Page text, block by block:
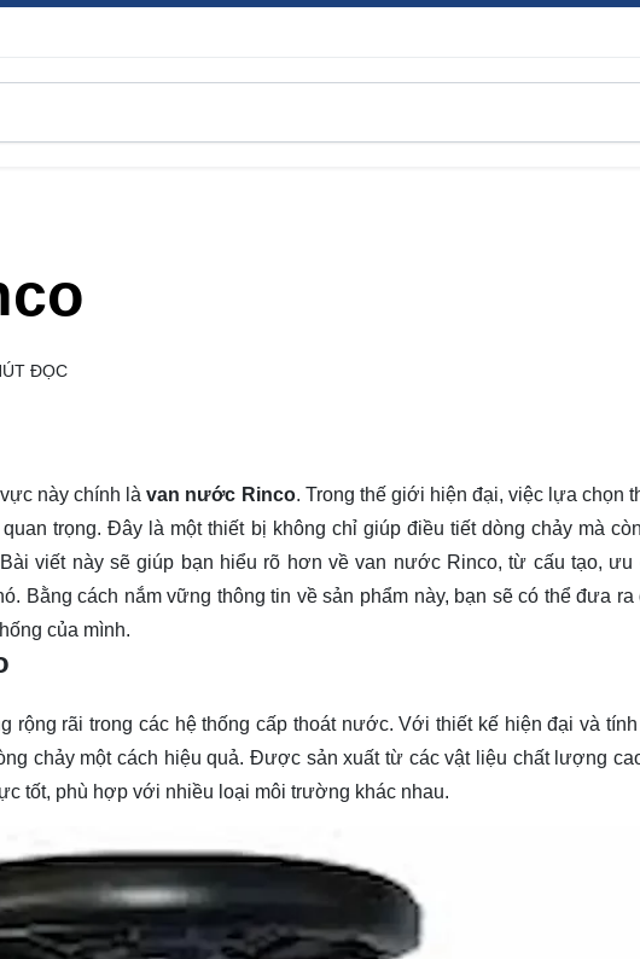
ĐỌC
vực này chính làvan nước Rinco. Trong thế giới hiện đại, việc lựa chọn
trọng. Đây là một thiết bị không chỉ giúp điều tiết dòng chảy mà
viết này sẽ giúp bạn hiểu rõ hơn về van nước Rinco, từ cấu tạo, ưu
Bằng cách nắm vững thông tin về sản phẩm này, bạn sẽ có thể đưa ra
của mình.
rãi trong các hệ thống cấp thoát nước. Với thiết kế hiện đại và
chảy một cách hiệu quả. Được sản xuất từ các vật liệu chất lượng
tốt, phù hợp với nhiều loại môi trường khác nhau.